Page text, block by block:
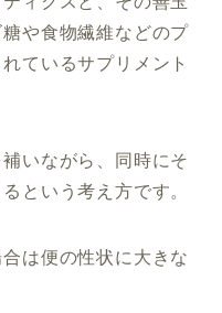
や食物繊維などのプ
ているサプリメント
いながら、同時にそ
という考え方です。
は便の性状に大きな